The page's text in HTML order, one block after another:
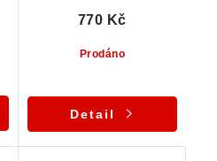
Prodáno
770 Kč
Detail